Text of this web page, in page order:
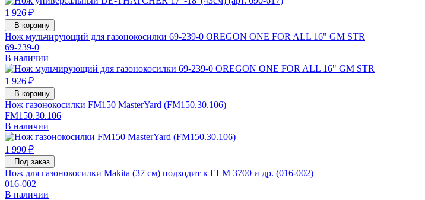
1 926 ₽
В корзину
Нож мульчирующий для газонокосилки 69-239-0 OREGON ONE FOR ALL 16" GM STR
69-239-0
В наличии
1 926 ₽
В корзину
Нож газонокосилки FM150 MasterYard (FM150.30.106)
FM150.30.106
В наличии
1 990 ₽
Под заказ
Нож для газонокосилки Makita (37 см) подходит к ELM 3700 и др. (016-002)
016-002
В наличии